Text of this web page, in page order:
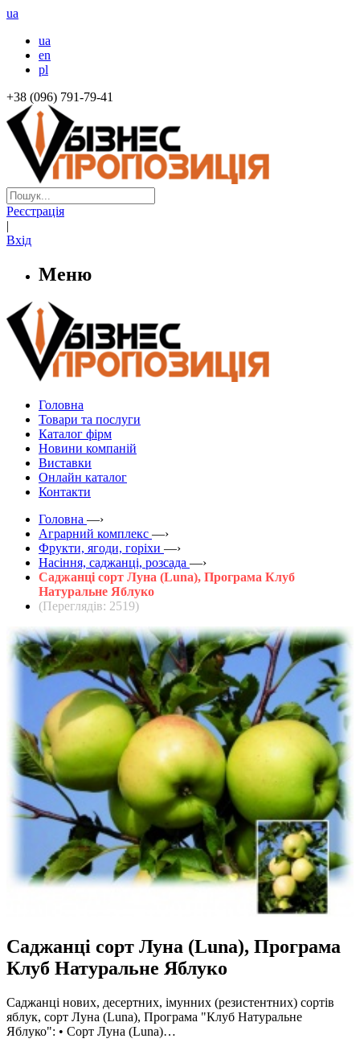
ua
ua
en
pl
+38 (096) 791-79-41
Реєстрація
|
Вхід
Меню
Головна
Товари та послуги
Каталог фірм
Новини компаній
Виставки
Онлайн каталог
Контакти
Головна —›
Аграрний комплекс —›
Фрукти, ягоди, горіхи —›
Насіння, саджанці, розсада —›
Саджанці сорт Луна (Luna), Програма Клуб
Натуральне Яблуко
(Переглядів: 2519)
Саджанці сорт Луна (Luna), Програма
Клуб Натуральне Яблуко
Саджанці нових, десертних, імунних (резистентних) сортів
яблук, сорт Луна (Luna), Програма "Клуб Натуральне
Яблуко": • Сорт Луна (Luna)…